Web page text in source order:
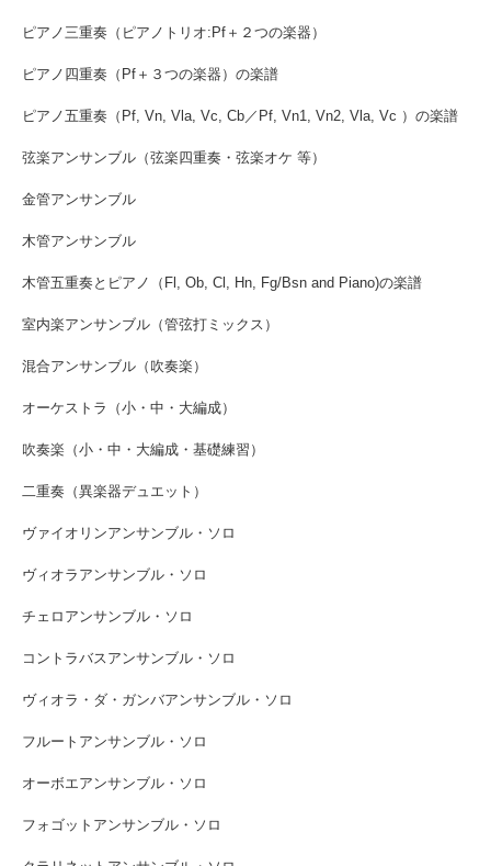
ピアノ三重奏（ピアノトリオ:Pf＋２つの楽器）
ピアノ四重奏（Pf＋３つの楽器）の楽譜
ピアノ五重奏（Pf, Vn, Vla, Vc, Cb／Pf, Vn1, Vn2, Vla, Vc ）の楽譜
弦楽アンサンブル（弦楽四重奏・弦楽オケ 等）
金管アンサンブル
木管アンサンブル
木管五重奏とピアノ（Fl, Ob, Cl, Hn, Fg/Bsn and Piano)の楽譜
室内楽アンサンブル（管弦打ミックス）
混合アンサンブル（吹奏楽）
オーケストラ（小・中・大編成）
吹奏楽（小・中・大編成・基礎練習）
二重奏（異楽器デュエット）
ヴァイオリンアンサンブル・ソロ
ヴィオラアンサンブル・ソロ
チェロアンサンブル・ソロ
コントラバスアンサンブル・ソロ
ヴィオラ・ダ・ガンバアンサンブル・ソロ
フルートアンサンブル・ソロ
オーボエアンサンブル・ソロ
フォゴットアンサンブル・ソロ